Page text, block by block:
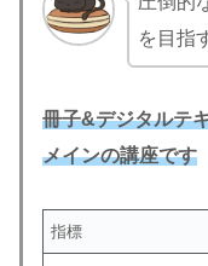
を目指
冊子&デジタルテ
メインの講座です
指標